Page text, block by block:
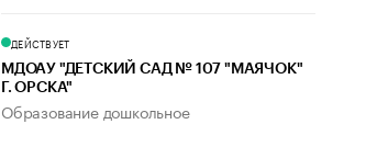
ДЕЙСТВУЕТ
МДОАУ "ДЕТСКИЙ САД № 107 "МАЯЧОК"
Г. ОРСКА"
Образование дошкольное